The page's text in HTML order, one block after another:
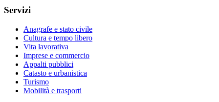
Servizi
Anagrafe e stato civile
Cultura e tempo libero
Vita lavorativa
Imprese e commercio
Appalti pubblici
Catasto e urbanistica
Turismo
Mobilità e trasporti